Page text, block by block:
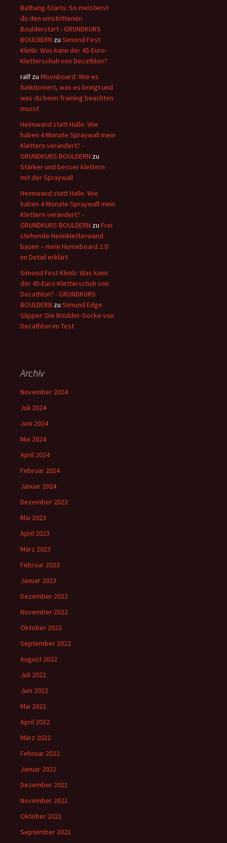
Bathang-Starts: So meisterst
du den umstrittenen
Boulderstart - GRUNDKURS
BOULDERN zu Simond First
Klimb: Was kann der 45-Euro-
Kletterschuh von Decathlon?
ralf zu Moonboard: Wie es
funktioniert, was es bringt und
was du beim Training beachten
musst
Heimwand statt Halle: Wie
haben 4 Monate Spraywall mein
Klettern verändert? -
GRUNDKURS BOULDERN zu
Stärker und besser klettern
mit der Spraywall
Heimwand statt Halle: Wie
haben 4 Monate Spraywall mein
Klettern verändert? -
GRUNDKURS BOULDERN zu Frei
stehende Heimkletterwand
bauen – mein Homeboard 2.0
im Detail erklärt
Simond First Klimb: Was kann
der 45-Euro-Kletterschuh von
Decathlon? - GRUNDKURS
BOULDERN zu Simond Edge
Slipper: Die Boulder-Socke von
Decathlon im Test
Archiv
November 2024
Juli 2024
Juni 2024
Mai 2024
April 2024
Februar 2024
Januar 2024
Dezember 2023
Mai 2023
April 2023
März 2023
Februar 2023
Januar 2023
Dezember 2022
November 2022
Oktober 2022
September 2022
August 2022
Juli 2022
Juni 2022
Mai 2022
April 2022
März 2022
Februar 2022
Januar 2022
Dezember 2021
November 2021
Oktober 2021
September 2021